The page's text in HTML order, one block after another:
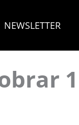
NEWSLETTER